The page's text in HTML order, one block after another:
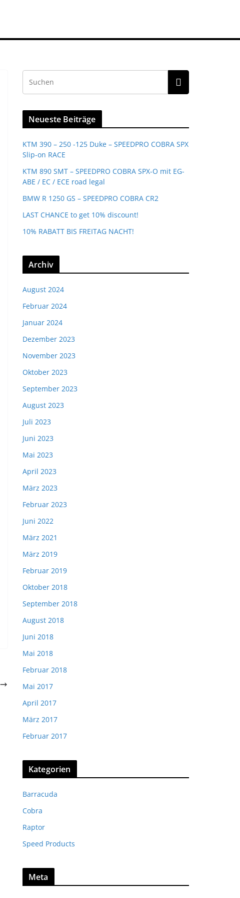
Neueste Beiträge
KTM 390 – 250 -125 Duke – SPEEDPRO COBRA SPX
Slip-on RACE
KTM 890 SMT – SPEEDPRO COBRA SPX-O mit EG-
ABE / EC / ECE road legal
BMW R 1250 GS – SPEEDPRO COBRA CR2
LAST CHANCE to get 10% discount!
10% RABATT BIS FREITAG NACHT!
Archiv
August 2024
Februar 2024
Januar 2024
Dezember 2023
November 2023
Oktober 2023
September 2023
August 2023
Juli 2023
Juni 2023
Mai 2023
April 2023
März 2023
Februar 2023
Juni 2022
März 2021
März 2019
Februar 2019
Oktober 2018
September 2018
August 2018
Juni 2018
Mai 2018
Februar 2018
Mai 2017
April 2017
März 2017
Februar 2017
Kategorien
Barracuda
Cobra
Raptor
Speed Products
Meta